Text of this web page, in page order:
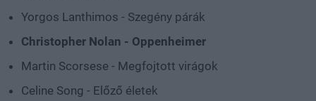
Yorgos Lanthimos - Szegény párák
Christopher Nolan - Oppenheimer
Martin Scorsese - Megfojtott virágok
Celine Song - Előző életek